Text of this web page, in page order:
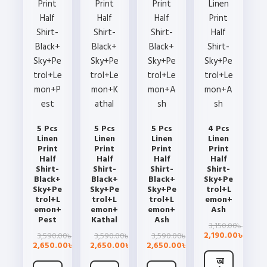
5 Pcs
Linen
Print
Half
Shirt-
Black+
Sky+Pe
trol+L
emon+
Pest
3,590.00৳ Original
price
3,590.00৳ .
2,650.00৳
Current
price
2,650.00৳ .
5 Pcs
Linen
Print
Half
Shirt-
Black+
Sky+Pe
trol+L
emon+
Kathal
3,590.00৳ Original
price
3,590.00৳ .
2,650.00৳
Current
price
2,650.00৳ .
5 Pcs
Linen
Print
Half
Shirt-
Black+
Sky+Pe
trol+L
emon+
Ash
3,590.00৳ Original
3,590.00৳ .
2,650.00৳
Current
2,650.00৳ .
4 Pcs
Linen
Print
Half
Shirt-
Sky+Pe
trol+L
emon+
Ash
3,150.00৳price
was:
2,190.00৳price
is:
অ